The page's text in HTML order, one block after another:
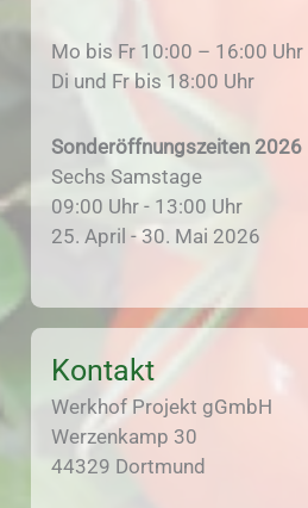
Mo bis Fr 10:00 – 16:00 Uhr
Di und Fr bis 18:00 Uhr
Sonderöffnungszeiten 2026
Sechs Samstage
09:00 Uhr - 13:00 Uhr
25. April - 30. Mai 2026
Kontakt
Werkhof Projekt gGmbH
Werzenkamp 30
44329 Dortmund